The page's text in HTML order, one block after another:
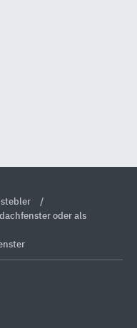
oder als